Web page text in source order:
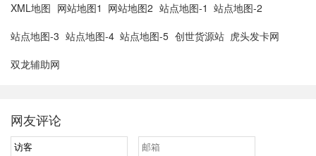
XML地图 网站地图1 网站地图2 站点地图-1 站点地图-2
站点地图-3 站点地图-4 站点地图-5 创世货源站 虎头发卡网
双龙辅助网
网友评论